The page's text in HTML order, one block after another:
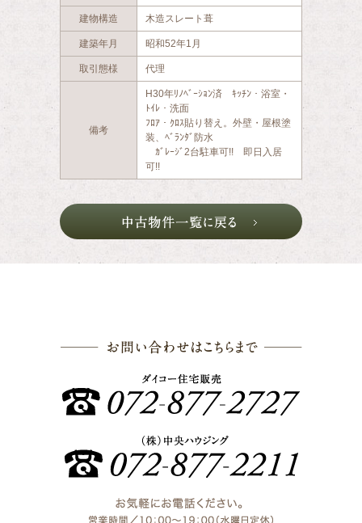
建物構造 木造スレート葺
建築年月 昭和52年1月
取引態様 代理
備考
H30年ﾘﾉﾍﾞｰｼｮﾝ済 ｷｯﾁﾝ・浴室・
ﾄｲﾚ・洗面
ﾌﾛｱ・ｸﾛｽ貼り替え。外壁・屋根塗
装、ﾍﾞﾗﾝﾀﾞ防水
ｶﾞﾚｰｼﾞ2台駐車可!! 即日入居
可!!
お問い合わ